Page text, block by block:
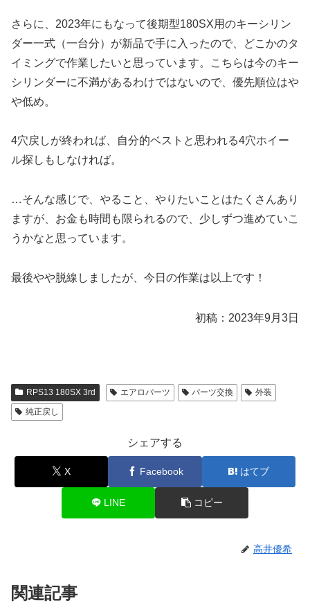
さらに、2023年にもなって後期型180SX用のキーシリン
ダー一式（一台分）が新品で手に入ったので、どこかのタ
イミングで作業したいと思っています。こちらは今のキー
シリンダーに不満があるわけではないので、優先順位はや
や低め。
4穴戻しが終われば、自分的ベストと思われる4穴ホイー
ル探しもしなければ。
…そんな感じで、やること、やりたいことはたくさんあり
ますが、お金も時間も限られるので、少しずつ進めていこ
うかなと思っています。
最後やや脱線しましたが、今日の作業は以上です！
初稿：2023年9月3日
RPS13 180SX 3rd エアロパーツ パーツ交換
外装
純正戻し
シェアする
X Facebook はてブ
LINE コピー
高井優希
関連記事